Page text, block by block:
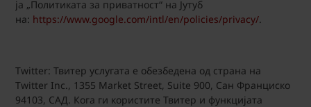
ја „Политиката за приватност“ на Јутуб
на: https://www.google.com/intl/en/policies/privacy/.
Twitter: Твитер услугата е обезбедена од страна на
Twitter Inc., 1355 Market Street, Suite 900, Сан Франциско
94103, САД. Кога ги користите Твитер и функцијата